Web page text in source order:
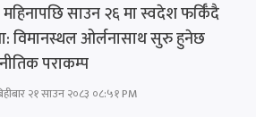
साउन २६ मा स्वदेश फर्किँदै
विमानस्थल ओर्लनासाथ सुरु हुनेछ
पराकम्प
२१ साउन २०८३ ०८:५१ PM